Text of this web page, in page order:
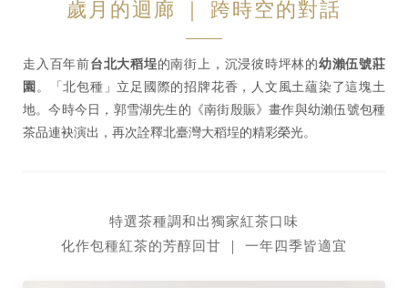
歲月的迴廊 ｜ 跨時空的對話
走入百年前台北大稻埕的南街上，沉浸彼時坪林的幼瀨伍號莊
園 。「北包種」立足國際的招牌花香，人文風土蘊染了這塊土
地。今時今日，郭雪湖先生的《南街殷賑》畫作與幼瀨伍號包種
茶品連袂演出，再次詮釋北臺灣大稻埕的精彩榮光。
特選茶種調和出獨家紅茶口味
化作包種紅茶的芳醇回甘 ｜ 一年四季皆適宜